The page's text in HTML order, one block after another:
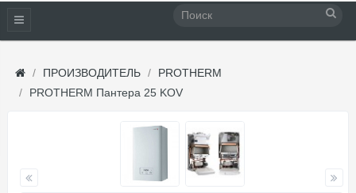
ПРОИЗВОДИТЕЛЬ
PROTHERM
PROTHERM Пантера 25 KOV